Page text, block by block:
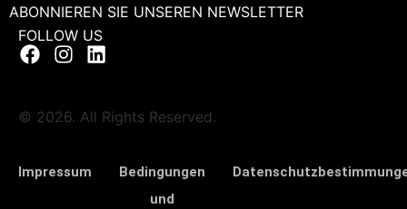
ABONNIEREN SIE UNSEREN NEWSLETTER
FOLLOW US
© 2026. All Rights Reserved.
Impressum
Bedingungen
und